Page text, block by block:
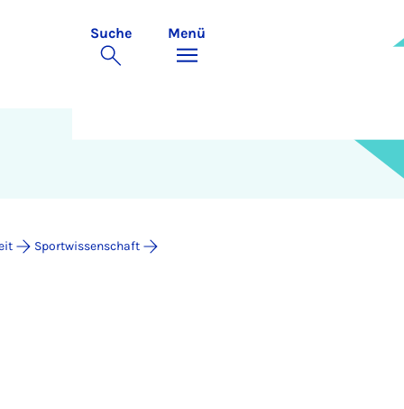
Suche Menü
Sportwissenschaft